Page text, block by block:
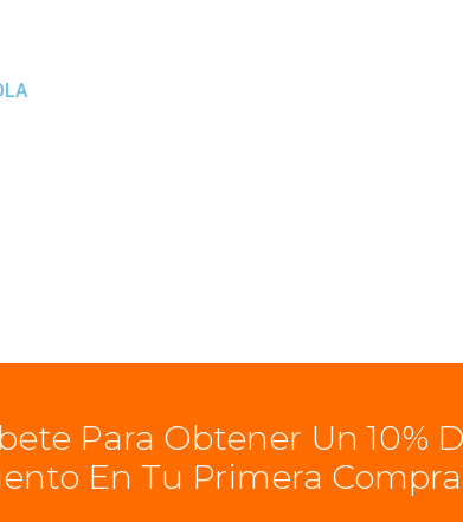
Para Obtener Un 10%
En Tu Primera Compra